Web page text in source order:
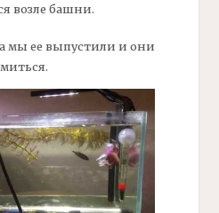
возле башни.
мы ее выпустили и они